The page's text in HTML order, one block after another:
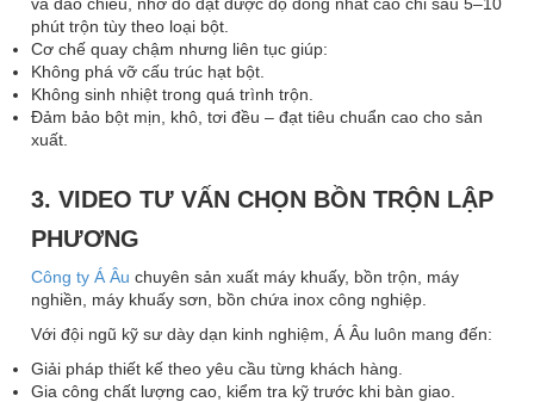
phút trộn tùy theo loại bột.
Cơ chế quay chậm nhưng liên tục giúp:
Không phá vỡ cấu trúc hạt bột.
Không sinh nhiệt trong quá trình trộn.
Đảm bảo bột mịn, khô, tơi đều – đạt tiêu chuẩn cao cho sản
xuất.
3. VIDEO TƯ VẤN CHỌN BỒN TRỘN LẬP
PHƯƠNG
Công ty Á Âu chuyên sản xuất máy khuấy, bồn trộn, máy
nghiền, máy khuấy sơn, bồn chứa inox công nghiệp.
Với đội ngũ kỹ sư dày dạn kinh nghiệm, Á Âu luôn mang đến:
Giải pháp thiết kế theo yêu cầu từng khách hàng.
Gia công chất lượng cao, kiểm tra kỹ trước khi bàn giao.